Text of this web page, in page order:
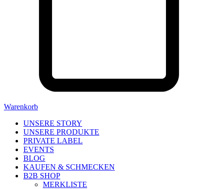
Warenkorb
UNSERE STORY
UNSERE PRODUKTE
PRIVATE LABEL
EVENTS
BLOG
KAUFEN & SCHMECKEN
B2B SHOP
MERKLISTE